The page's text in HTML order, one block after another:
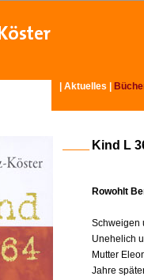
Aktuelles
Kind L
Rowohlt
Schweigen
Unehelich
Mutter
Jahre